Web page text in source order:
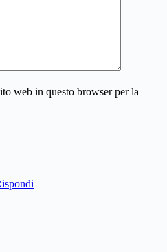
web in questo browser per la